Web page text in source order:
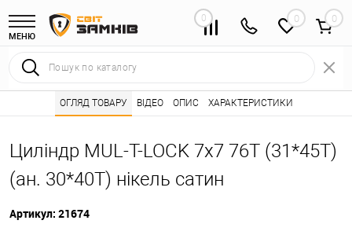
МЕНЮ
0 0
Інтернет магазин замків • Каталог товарів ⭐ • Серцевини
Циліндр MUL-T-LOCK 7x7 76T (31*45T)
(ан. 30*40T) нікель сатин
Артикул: 21674
ОГЛЯД ТОВАРУ ВІДЕО ОПИС ХАРАКТЕРИСТИКИ